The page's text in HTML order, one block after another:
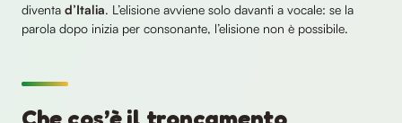
diventa d’Italia. L’elisione avviene solo davanti a vocale: se la
parola dopo inizia per consonante, l’elisione non è possibile.